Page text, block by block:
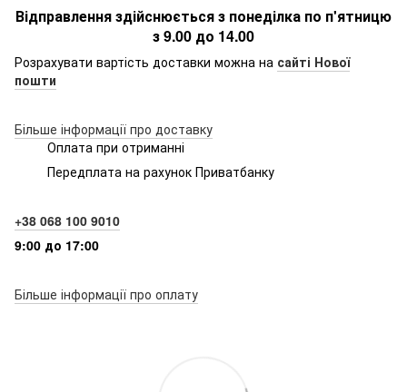
Відправлення здійснюється з понеділка по п'ятницю
з 9.00 до 14.00
Розрахувати вартість доставки можна на сайті Нової
пошти
Більше інформації про доставку
Оплата при отриманні
Передплата на рахунок Приватбанку
+38 068 100 9010
9:00 до 17:00
Більше інформації про оплату